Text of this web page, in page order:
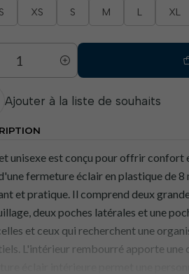
XS S M L XL
Ajouter à la liste de souhaits
unisexe est conçu pour offrir
fermeture éclair en plastique de 8
et pratique. Il comprend deux
deux poches latérales et une
et ceux qui recherchent une
L'intérieur rembourré apporte une